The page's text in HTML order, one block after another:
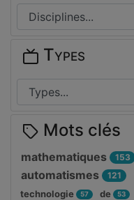
Types
Mots clés
mathematiques 153
automatismes 121
technologie 57 de 53